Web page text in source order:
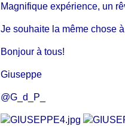
Magnifique expérience, un
Je souhaite la même chose
Bonjour à tous!
Giuseppe
@G_d_P_